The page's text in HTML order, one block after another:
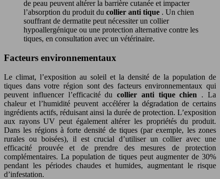
de peau peuvent altérer la barrière cutanée et impacter
l’absorption du produit du collier anti tique . Un chien
souffrant de dermatite peut nécessiter un collier
hypoallergénique ou une protection alternative contre les
tiques, en consultation avec un vétérinaire.
Facteurs environnementaux
Le climat, l’exposition au soleil et la densité de la population de
tiques dans votre région sont des facteurs environnementaux qui
peuvent influencer l’efficacité ducollier anti tique chien . La
chaleur et l’humidité peuvent accélérer la dégradation de certains
ingrédients actifs, réduisant ainsi la durée de protection. L’exposition
aux rayons UV peut également altérer les propriétés du produit.
Dans les régions à forte densité de tiques (par exemple, les zones
rurales ou boisées), il est crucial d’utiliser un collier avec une
efficacité prouvée et de prendre des mesures de protection
complémentaires. La population de tiques peut augmenter de 30%
pendant les périodes chaudes et humides, augmentant le risque
d’infestation.